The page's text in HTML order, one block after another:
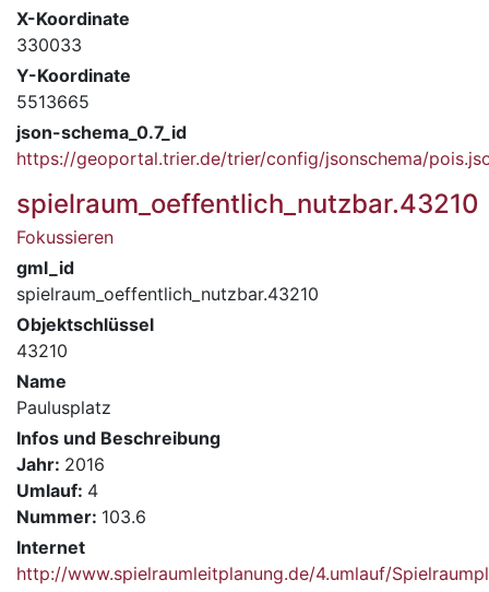
X-Koordinate
330033
Y-Koordinate
5513665
json-schema_0.7_id
https://geoportal.trier.de/trier/config/jsonschema/
spielraum_oeffentlich_nutzbar.43210
Fokussieren
gml_id
spielraum_oeffentlich_nutzbar.43210
Objektschlüssel
43210
Name
Paulusplatz
Infos und Beschreibung
Jahr: 2016
Umlauf: 4
Nummer: 103.6
Internet
http://www.spielraumleitplanung.de/4.umlauf/